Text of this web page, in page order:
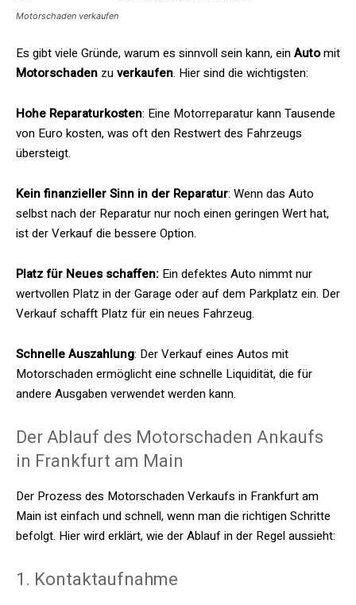
Motorschaden verkaufen
Es gibt viele Gründe, warum es sinnvoll sein kann, einAutomit
Motorschaden zuverkaufen. Hier sind die wichtigsten:
Hohe Reparaturkosten: Eine Motorreparatur kann Tausende
von Euro kosten, was oft den Restwert des Fahrzeugs
übersteigt.
Kein finanzieller Sinn in der Reparatur: Wenn das Auto
selbst nach der Reparatur nur noch einen geringen Wert hat,
ist der Verkauf die bessere Option.
Platz für Neues schaffen: Ein defektes Auto nimmt nur
wertvollen Platz in der Garage oder auf dem Parkplatz ein. Der
Verkauf schafft Platz für ein neues Fahrzeug.
Schnelle Auszahlung: Der Verkauf eines Autos mit
Motorschaden ermöglicht eine schnelle Liquidität, die für
andere Ausgaben verwendet werden kann.
Der Ablauf des Motorschaden Ankaufs
in Frankfurt am Main
Der Prozess des Motorschaden Verkaufs in Frankfurt am
Main ist einfach und schnell, wenn man die richtigen Schritte
befolgt. Hier wird erklärt, wie der Ablauf in der Regel aussieht:
1. Kontaktaufnahme